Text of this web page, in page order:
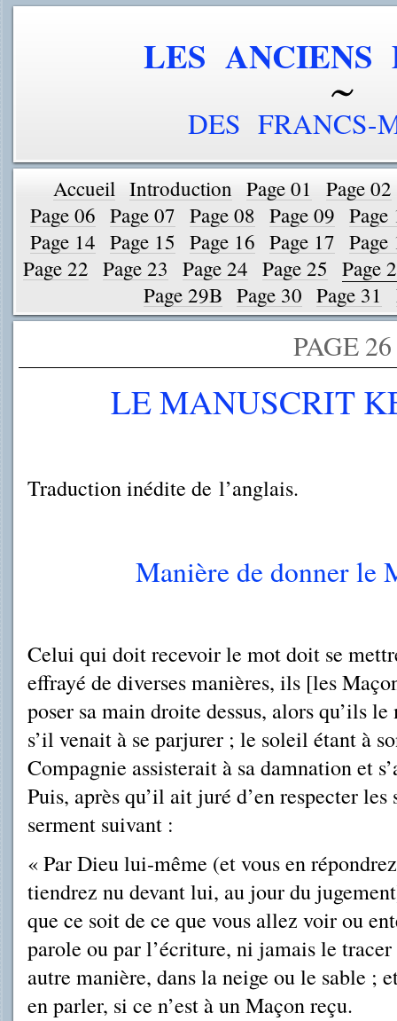
LES ANCIENS
DES FRANCS-
Accueil Introduction Page 01
Page 02
Page 06 Page 07 Page 08 Page 09 Page
Page 14 Page 15 Page 16 Page 17 Page
Page 22 Page 23 Page 24 Page 25 Page
Page 29B Page 30 Page 31
PAGE 26
LE MANUSCRIT
Traduction inédite de l’anglais.
Manière de donner le
Celui qui doit recevoir le mot doit se
effrayé de diverses manières, ils [les
poser sa main droite dessus, alors qu’ils
s’il venait à se parjurer ; le soleil étant à
Compagnie assisterait à sa damnation et
Puis, après qu’il ait juré d’en respecter
serment suivant :
« Par Dieu lui-même (et vous en
tiendrez nu devant lui, au jour du
que ce soit de ce que vous allez voir ou
parole ou par l’é­criture, ni jamais le tracer
autre manière, dans la neige ou le sable ;
en parler, si ce n’est à un Maçon reçu.